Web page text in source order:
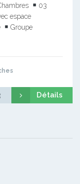
03
espace
Groupe
Détails